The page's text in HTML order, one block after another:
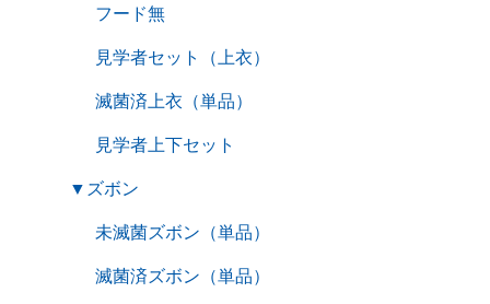
フード無
見学者セット（上衣）
滅菌済上衣（単品）
見学者上下セット
▼ ズボン
未滅菌ズボン（単品）
滅菌済ズボン（単品）